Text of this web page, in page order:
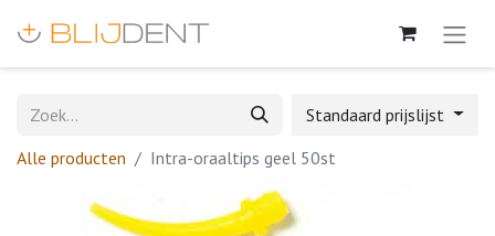
Standaard prijslijst
Alle producten
Intra-oraaltips geel 50st